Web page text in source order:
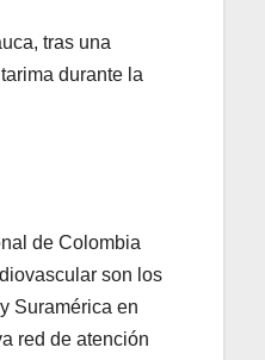
tras una
durante la
de Colombia
son los
Suramérica en
red de atención